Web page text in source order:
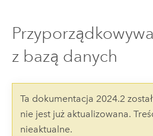
z bazą danych
Ta dokumentacja 2024.2
nie jest już aktualizowana.
nieaktualne.